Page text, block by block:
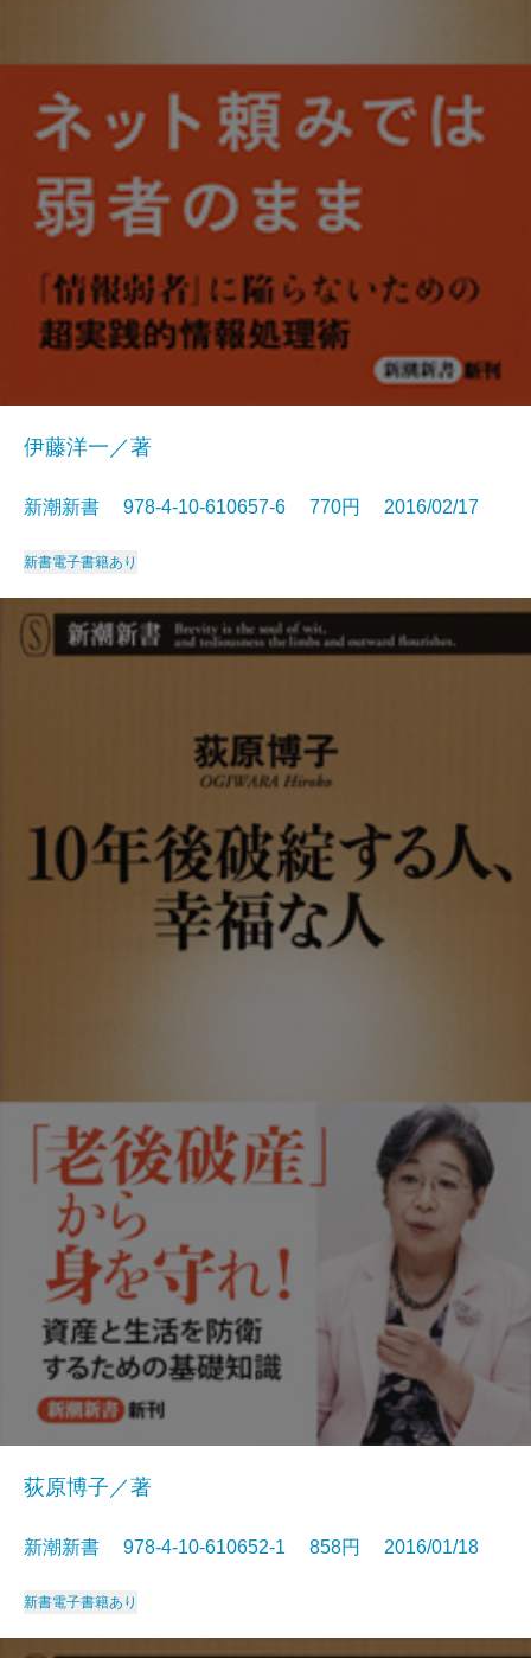
伊藤洋一／著
新潮新書 978-4-10-610657-6 770円 2016/02/17
新書電子書籍あり
荻原博子／著
新潮新書 978-4-10-610652-1 858円 2016/01/18
新書電子書籍あり